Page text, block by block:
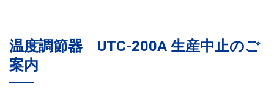
温度調節器 UTC-200A 生産中止のご
案内